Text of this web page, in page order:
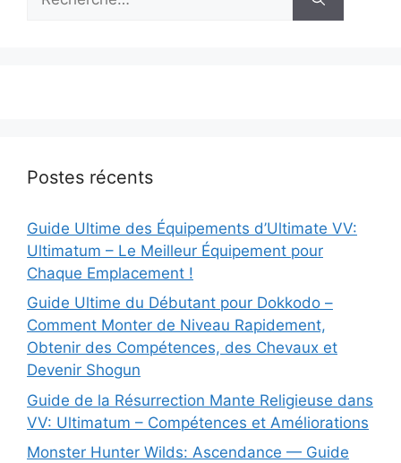
Postes récents
Guide Ultime des Équipements d’Ultimate VV:
Ultimatum – Le Meilleur Équipement pour
Chaque Emplacement !
Guide Ultime du Débutant pour Dokkodo –
Comment Monter de Niveau Rapidement,
Obtenir des Compétences, des Chevaux et
Devenir Shogun
Guide de la Résurrection Mante Religieuse dans
VV: Ultimatum – Compétences et Améliorations
Monster Hunter Wilds: Ascendance — Guide